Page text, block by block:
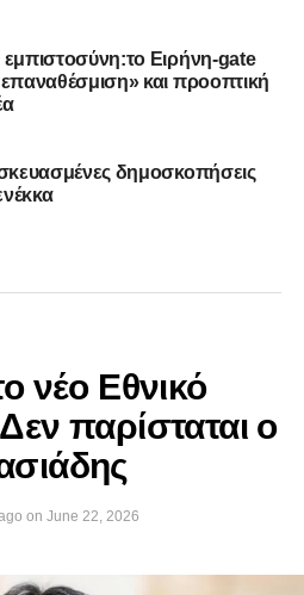
στην Αμμόχωστο
Ειρήνη-gate
και προοπτική
δημοσκοπήσεις
νέο Εθνικό
παρίσταται ο
on June 22, 2026